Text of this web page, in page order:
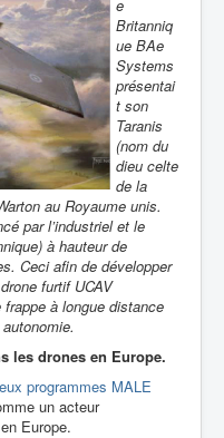
e
Britanniq
ue BAe
Systems
présentai
t son
Taranis
(nom du
dieu celte
de la
au Royaume unis.
par l’industriel et le
à hauteur de
Ceci afin de développer
furtif UCAV
à longue distance
les drones en Europe.
programmes MALE
un acteur
Europe.